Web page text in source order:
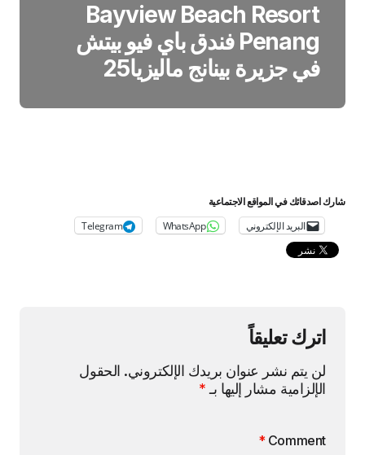
Bayview Beach Resort
Penang فندق باي فيو بيتش
في جزيرة بينانج ماليزيا25
شارك اصدقائك في المواقع الاجتماعية
البريد الإلكتروني WhatsApp
Telegram
اترك تعليقاً
لن يتم نشر عنوان بريدك الإلكتروني. الحقول
الإلزامية مشار إليها بـ *
Comment
*